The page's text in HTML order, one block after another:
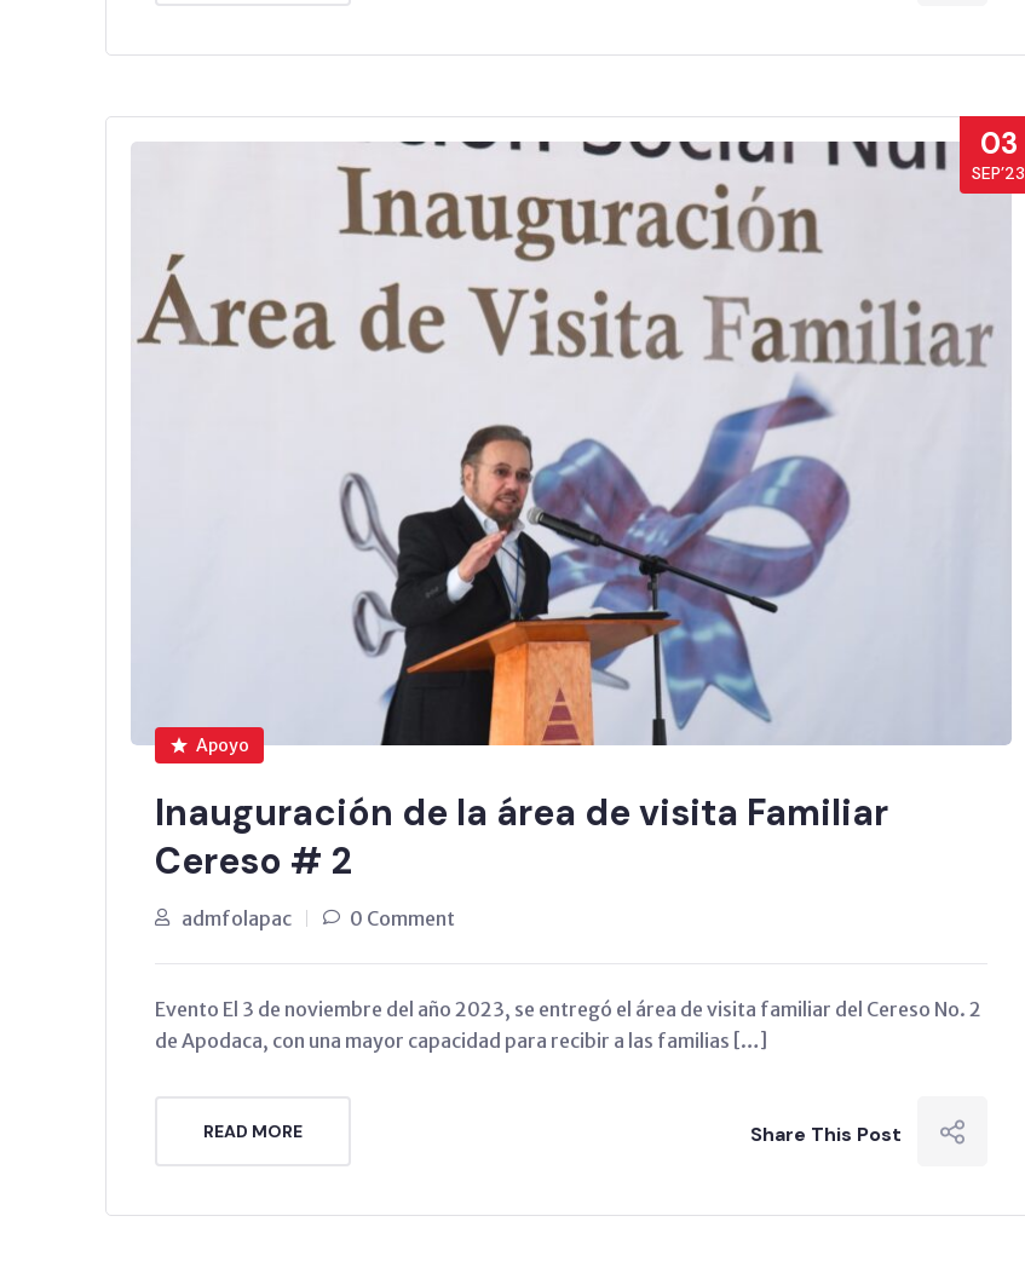
03
SEP’23
Apoyo
Inauguración de la área de visita Familiar
Cereso # 2
admfolapac 0 Comment
Evento El 3 de noviembre del año 2023, se entregó el área de visita familiar del Cereso No. 2
de Apodaca, con una mayor capacidad para recibir a las familias […]
READ MORE Share This Post